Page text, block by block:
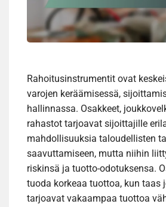
Rahoitusinstrumentit ovat
varojen keräämisessä,
hallinnassa. Osakkeet,
rahastot tarjoavat sijoittajille
mahdollisuuksia taloudellisten
saavuttamiseen, mutta niihin
riskinsä ja tuotto-odotuksensa.
tuoda korkeaa tuottoa, kun taas
tarjoavat vakaampaa tuottoa